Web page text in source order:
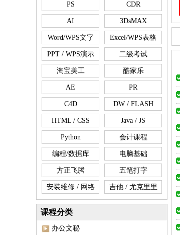
PS CDR
AI 3DsMAX
Word/WPS文字 Excel/WPS表格
PPT / WPS演示 二级考试
淘宝美工 酷家乐
AE PR
C4D DW / FLASH
HTML / CSS Java / JS
Python 会计课程
编程/数据库 电脑基础
方正飞腾 五笔打字
安装维修 / 网络 吉他 / 尤克里里
课程分类
办公文秘